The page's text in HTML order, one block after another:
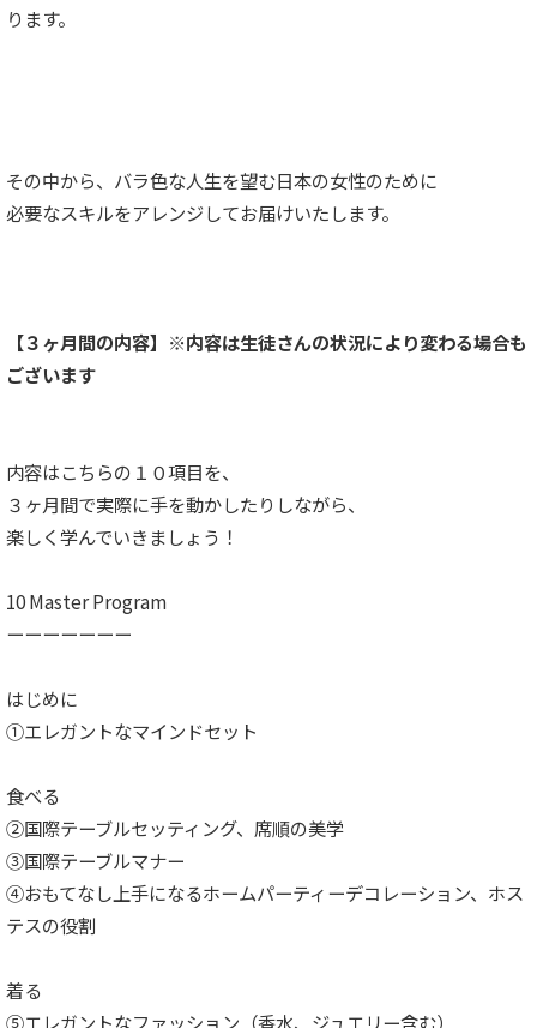
ります。
その中から、バラ色な人生を望む日本の女性のために
必要なスキルをアレンジしてお届けいたします。
【３ヶ月間の内容】※内容は生徒さんの状況により変わる場合も
ございます
内容はこちらの１０項目を、
３ヶ月間で実際に手を動かしたりしながら、
楽しく学んでいきましょう！
10 Master Program
ーーーーーーー
はじめに
①エレガントなマインドセット
食べる
②国際テーブルセッティング、席順の美学
③国際テーブルマナー
④おもてなし上手になるホームパーティーデコレーション、ホス
テスの役割
着る
⑤エレガントなファッション（香水、ジュエリー含む）